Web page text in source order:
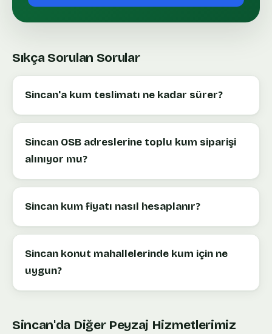
Sıkça Sorulan Sorular
Sincan'a kum teslimatı ne kadar sürer?
Sincan OSB adreslerine toplu kum siparişi
alınıyor mu?
Sincan kum fiyatı nasıl hesaplanır?
Sincan konut mahallelerinde kum için ne
uygun?
Sincan'da Diğer Peyzaj Hizmetlerimiz